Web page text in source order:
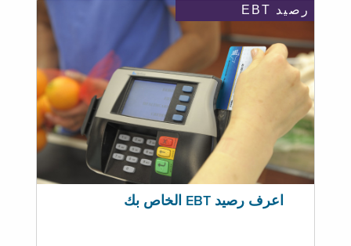
رصيد EBT
اعرف رصيد EBT الخاص بك